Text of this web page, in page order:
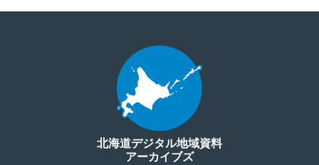
北海道デジタル地域資料
アーカイブズ